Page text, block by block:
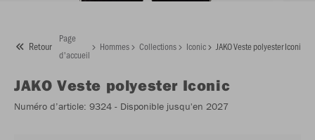
Retour
Page
d'accueil
Hommes Collections Iconic JAKO Veste polyester Iconic
JAKO Veste polyester Iconic
Numéro d’article: 9324 - Disponible jusqu'en 2027